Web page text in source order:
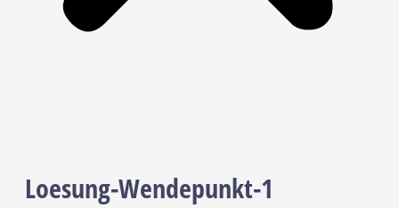
Loesung-Wendepunkt-1